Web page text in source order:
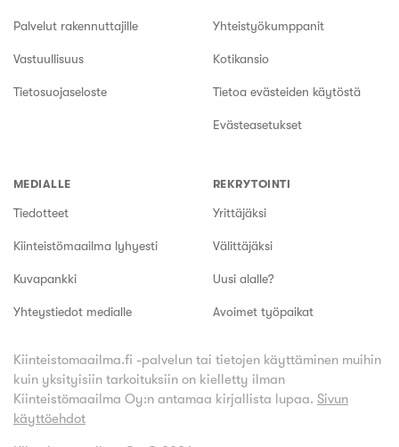
Palvelut rakennuttajille
Vastuullisuus
Tietosuojaseloste
Yhteistyökumppanit
Kotikansio
Tietoa evästeiden käytöstä
Evästeasetukset
MEDIALLE
Tiedotteet
Kiinteistömaailma lyhyesti
Kuvapankki
Yhteystiedot medialle
REKRYTOINTI
Yrittäjäksi
Välittäjäksi
Uusi alalle?
Avoimet työpaikat
Kiinteistomaailma.fi -palvelun tai tietojen käyttäminen muihin
kuin yksityisiin tarkoituksiin on kielletty ilman
Kiinteistömaailma Oy:n antamaa kirjallista lupaa. Sivun
käyttöehdot